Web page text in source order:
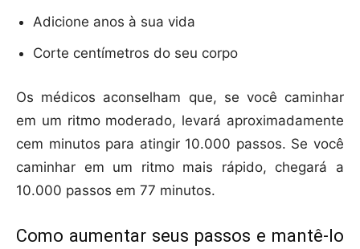
Adicione anos à sua vida
Corte centímetros do seu corpo
Os médicos aconselham que, se você caminhar
em um ritmo moderado, levará aproximadamente
cem minutos para atingir 10.000 passos. Se você
caminhar em um ritmo mais rápido, chegará a
10.000 passos em 77 minutos.
Como aumentar seus passos e mantê-lo